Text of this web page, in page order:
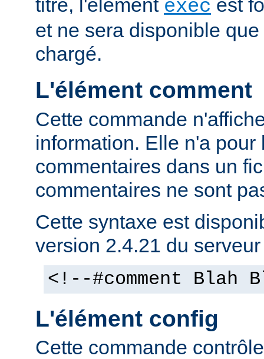
titre, l'élément exec est
et ne sera disponible
chargé.
L'élément comment
Cette commande
information. Elle n'a pour
commentaires dans un
commentaires ne sont
Cette syntaxe est
version 2.4.21 du
<!--#comment Blah
L'élément config
Cette commande